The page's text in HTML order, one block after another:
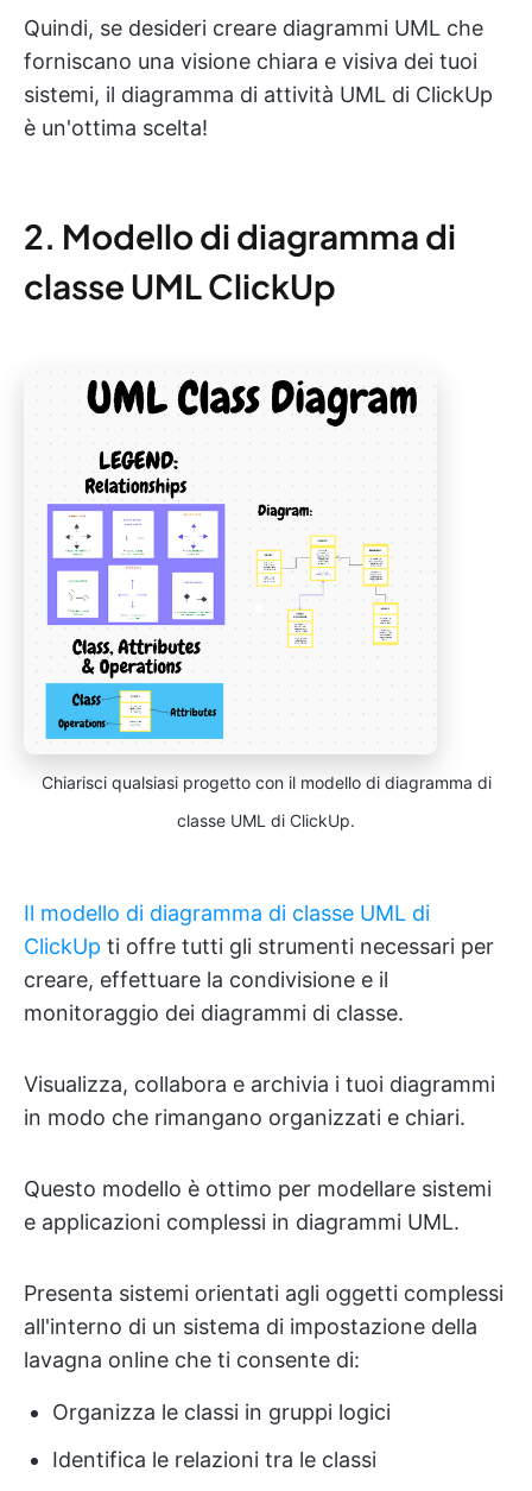
Quindi, se desideri creare diagrammi UML che
forniscano una visione chiara e visiva dei tuoi
sistemi, il diagramma di attività UML di ClickUp
è un'ottima scelta!
2. Modello di diagramma di
classe UML ClickUp
Chiarisci qualsiasi progetto con il modello di diagramma di
classe UML di ClickUp.
Il modello di diagramma di classe UML di
ClickUp ti offre tutti gli strumenti necessari per
creare, effettuare la condivisione e il
monitoraggio dei diagrammi di classe.
Visualizza, collabora e archivia i tuoi diagrammi
in modo che rimangano organizzati e chiari.
Questo modello è ottimo per modellare sistemi
e applicazioni complessi in diagrammi UML.
Presenta sistemi orientati agli oggetti complessi
all'interno di un sistema di impostazione della
lavagna online che ti consente di:
Organizza le classi in gruppi logici
Identifica le relazioni tra le classi